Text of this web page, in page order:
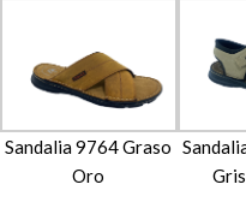
Sandalia 9764 Graso
Oro